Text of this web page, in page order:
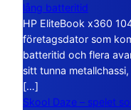
lång batteritid
HP EliteBook x360
företagsdator som
batteritid och flera
sitt tunna
[…]
Skool Daze – spelet